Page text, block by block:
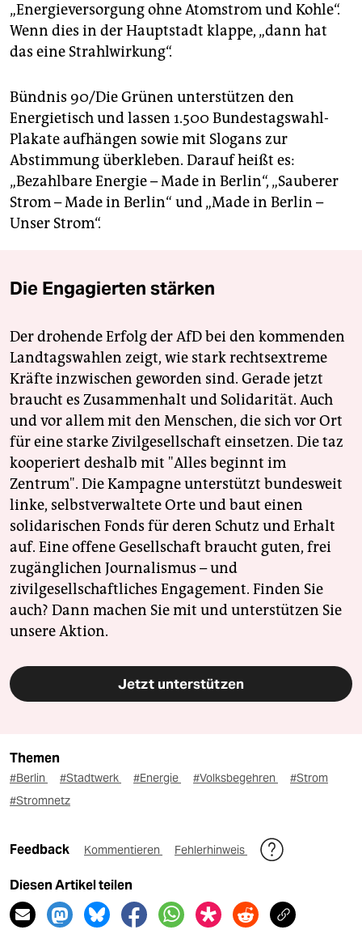
„Energieversorgung ohne Atomstrom und Kohle“.
Wenn dies in der Hauptstadt klappe, „dann hat
das eine Strahlwirkung“.
Bündnis 90/Die Grünen unterstützen den
Energietisch und lassen 1.500 Bundestagswahl-
Plakate aufhängen sowie mit Slogans zur
Abstimmung überkleben. Darauf heißt es:
„Bezahlbare Energie – Made in Berlin“, „Sauberer
Strom – Made in Berlin“ und „Made in Berlin –
Unser Strom“.
Die Engagierten stärken
Der drohende Erfolg der AfD bei den kommenden
Landtagswahlen zeigt, wie stark rechtsextreme
Kräfte inzwischen geworden sind. Gerade jetzt
braucht es Zusammenhalt und Solidarität. Auch
und vor allem mit den Menschen, die sich vor Ort
für eine starke Zivilgesellschaft einsetzen. Die taz
kooperiert deshalb mit "Alles beginnt im
Zentrum". Die Kampagne unterstützt bundesweit
linke, selbstverwaltete Orte und baut einen
solidarischen Fonds für deren Schutz und Erhalt
auf. Eine offene Gesellschaft braucht guten, frei
zugänglichen Journalismus – und
zivilgesellschaftliches Engagement. Finden Sie
auch? Dann machen Sie mit und unterstützen Sie
unsere Aktion.
Jetzt unterstützen
Themen
#Berlin #Stadtwerk #Energie #Volksbegehren
#Strom
#Stromnetz
Feedback Kommentieren Fehlerhinweis
Diesen Artikel teilen